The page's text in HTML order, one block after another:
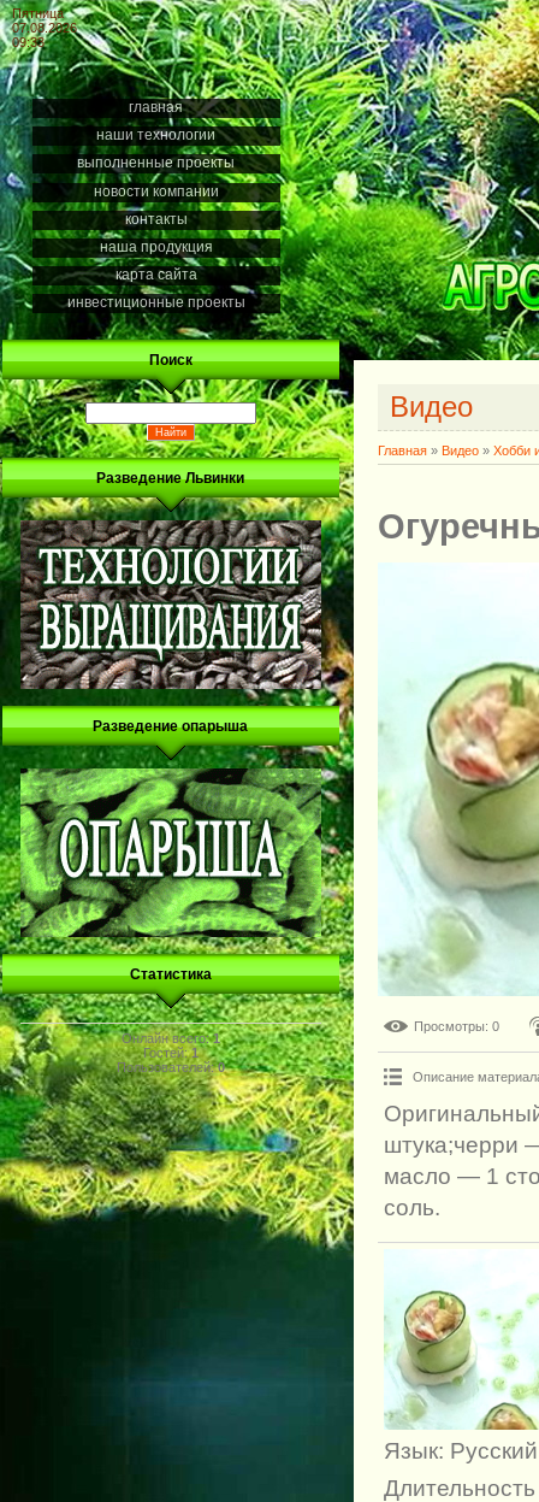
Пятница
07.08.2026
09:33
главная
наши технологии
выполненные проекты
новости компании
контакты
наша продукция
карта сайта
инвестиционные проекты
Поиск
Разведение Львинки
Разведение опарыша
Статистика
Онлайн всего:1
Гостей:1
Пользователей:0
Видео
Главная » Видео » Хобби
Просмотры: 0
Описание
штука;черри
масло — 1
соль.
Язык: Русский